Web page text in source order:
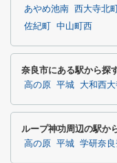
あやめ池南 西大寺北町
佐紀町
中山町西
奈良市にある駅から探
高の原 平城 大和西
ループ神功周辺の駅か
高の原 平城 学研奈